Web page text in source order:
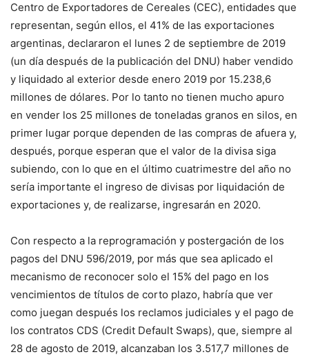
Centro de Exportadores de Cereales (CEC), entidades que
representan, según ellos, el 41% de las exportaciones
argentinas, declararon el lunes 2 de septiembre de 2019
(un día después de la publicación del DNU) haber vendido
y liquidado al exterior desde enero 2019 por 15.238,6
millones de dólares. Por lo tanto no tienen mucho apuro
en vender los 25 millones de toneladas granos en silos, en
primer lugar porque dependen de las compras de afuera y,
después, porque esperan que el valor de la divisa siga
subiendo, con lo que en el último cuatrimestre del año no
sería importante el ingreso de divisas por liquidación de
exportaciones y, de realizarse, ingresarán en 2020.
Con respecto a la reprogramación y postergación de los
pagos del DNU 596/2019, por más que sea aplicado el
mecanismo de reconocer solo el 15% del pago en los
vencimientos de títulos de corto plazo, habría que ver
como juegan después los reclamos judiciales y el pago de
los contratos CDS (Credit Default Swaps), que, siempre al
28 de agosto de 2019, alcanzaban los 3.517,7 millones de